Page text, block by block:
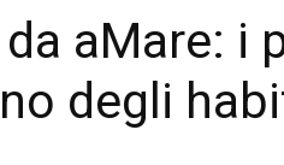
aMare: i
degli